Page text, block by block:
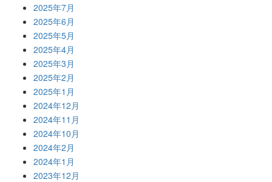
2025年7月
2025年6月
2025年5月
2025年4月
2025年3月
2025年2月
2025年1月
2024年12月
2024年11月
2024年10月
2024年2月
2024年1月
2023年12月